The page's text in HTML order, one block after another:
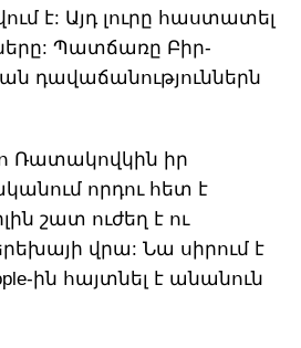
է: Այդ լուրը հաստատել
Պատճառը Բիր-
դավաճանություններն
Ռատակովկին իր
որդու հետ է
շատ ուժեղ է ու
վրա: Նա սիրում է
ին հայտնել է անանուն